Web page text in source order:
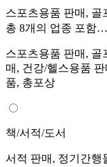
스포츠용품 판매, 골
총 8개의 업종 포함…
스포츠용품 판매, 골
매, 건강/헬스용품
품, 총포상
책/서적/도서
서적 판매, 정기간행